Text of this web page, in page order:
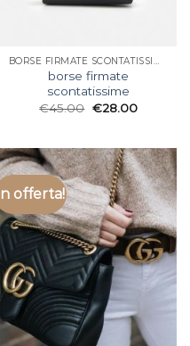
borse firmate
scontatissime
€45.00 €28.00
In offerta!